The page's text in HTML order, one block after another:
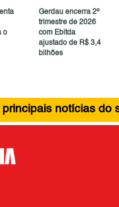
o
Gerdau encerra 2º
trimestre de 2026
com Ebitda
ajustado de R$ 3,4
bilhões
notícias do